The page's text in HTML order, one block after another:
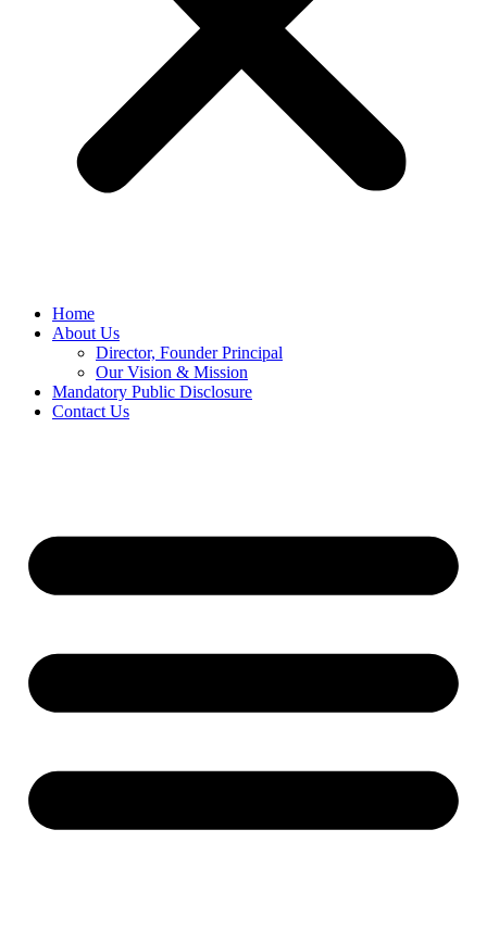
Home
About Us
Director, Founder Principal
Our Vision & Mission
Mandatory Public Disclosure
Contact Us